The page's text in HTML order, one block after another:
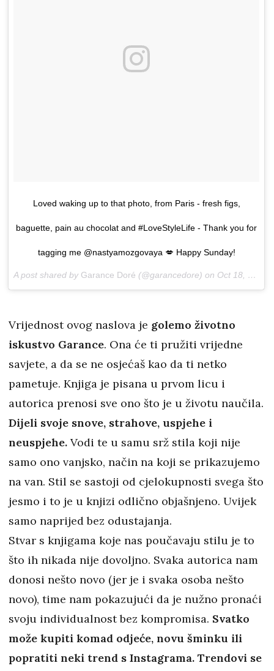
Loved waking up to that photo, from Paris - fresh figs,
baguette, pain au chocolat and #LoveStyleLife - Thank you for
tagging me @nastyamozgovaya 💋 Happy Sunday!
A post shared by Garance Doré (@garancedore) on Oct 18, 2015 at 6:03am PDT
Vrijednost ovog naslova je golemo životno
iskustvo Garance. Ona će ti pružiti vrijedne
savjete, a da se ne osjećaš kao da ti netko
pametuje. Knjiga je pisana u prvom licu i
autorica prenosi sve ono što je u životu naučila.
Dijeli svoje snove, strahove, uspjehe i
neuspjehe. Vodi te u samu srž stila koji nije
samo ono vanjsko, način na koji se prikazujemo
na van. Stil se sastoji od cjelokupnosti svega što
jesmo i to je u knjizi odlično objašnjeno. Uvijek
samo naprijed bez odustajanja.
Stvar s knjigama koje nas poučavaju stilu je to
što ih nikada nije dovoljno. Svaka autorica nam
donosi nešto novo (jer je i svaka osoba nešto
novo), time nam pokazujući da je nužno pronaći
svoju individualnost bez kompromisa. Svatko
može kupiti komad odjeće, novu šminku ili
popratiti neki trend s Instagrama. Trendovi se